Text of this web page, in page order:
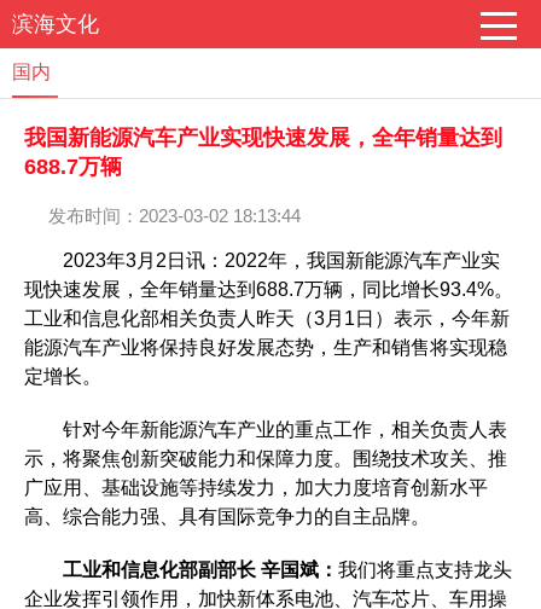
滨海文化
国内
我国新能源汽车产业实现快速发展，全年销量达到
688.7万辆
发布时间：2023-03-02 18:13:44
2023年3月2日讯：2022年，我国新能源汽车产业实
现快速发展，全年销量达到688.7万辆，同比增长93.4%。
工业和信息化部相关负责人昨天（3月1日）表示，今年新
能源汽车产业将保持良好发展态势，生产和销售将实现稳
定增长。
针对今年新能源汽车产业的重点工作，相关负责人表
示，将聚焦创新突破能力和保障力度。围绕技术攻关、推
广应用、基础设施等持续发力，加大力度培育创新水平
高、综合能力强、具有国际竞争力的自主品牌。
工业和信息化部副部长 辛国斌： 我们将重点支持龙头
企业发挥引领作用，加快新体系电池、汽车芯片、车用操